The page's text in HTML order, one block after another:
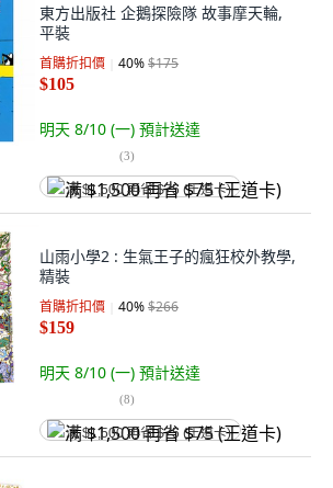
東方出版社 企鵝探險隊 故事摩天輪,
平裝
首購折扣價 40%$175
$105
明天 8/10 (一) 預計送達
(3)
满 $1,500 再省 $75 (王道卡)
山雨小學2 : 生氣王子的瘋狂校外教學,
精裝
首購折扣價 40%$266
$159
明天 8/10 (一) 預計送達
(8)
满 $1,500 再省 $75 (王道卡)